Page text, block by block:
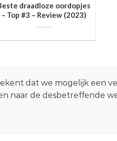
draadloze oordopjes
– Top #3 – Review (2023)
dat we mogelijk een
naar de desbetreffende